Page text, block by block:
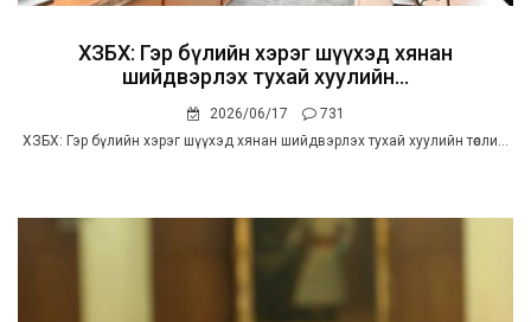
ХЗБХ: Гэр бүлийн хэрэг шүүхэд хянан
шийдвэрлэх тухай хуулийн...
2026/06/17
731
ХЗБХ: Гэр бүлийн хэрэг шүүхэд хянан шийдвэрлэх тухай хуулийн төсли...